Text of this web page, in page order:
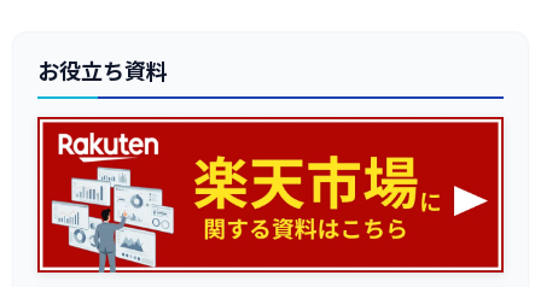
お役立ち資料